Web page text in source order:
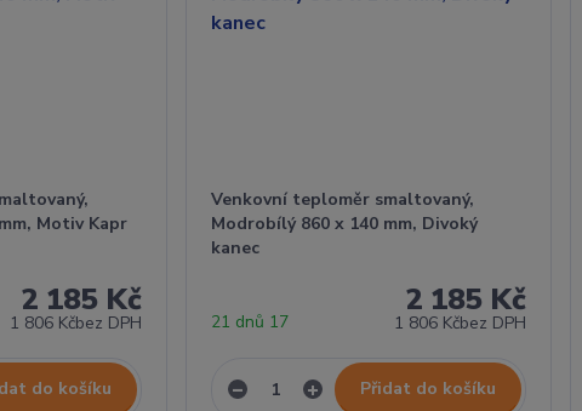
Motiv Kapr
2 185 Kč
1 806 Kčbez DPH
do košíku
Venkovní teploměr smaltovaný,
Modrobílý 860 x 140 mm, Divoký
kanec
2 185 Kč
1 806 Kčbez DPH
21 dnů 17
Přidat do košíku